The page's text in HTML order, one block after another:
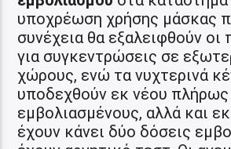
υποχρέωση χρήσης μάσκας
συνέχεια θα εξαλειφθούν οι
για συγκεντρώσεις σε
χώρους, ενώ τα νυχτερινά
υποδεχθούν εκ νέου πλήρως
εμβολιασμένους, αλλά και
έχουν κάνει δύο δόσεις